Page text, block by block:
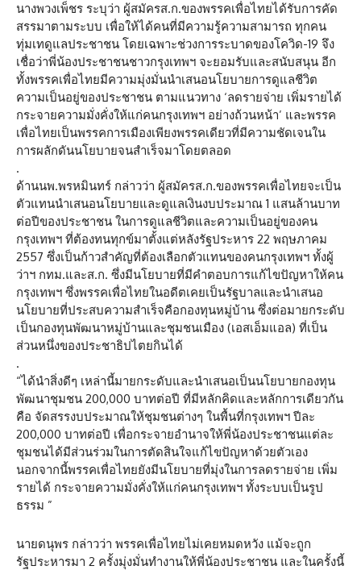
นางพวงเพ็ชร ระบุว่า ผู้สมัครส.ก.ของพรรคเพื่อไทยได้รับการคัด
สรรมาตามระบบ เพื่อให้ได้คนที่มีความรู้ความสามารถ ทุกคน
ทุ่มเทดูแลประชาชน โดยเฉพาะช่วงการระบาดของโควิด-19 จึง
เชื่อว่าพี่น้องประชาชนชาวกรุงเทพฯ จะยอมรับและสนับสนุน อีก
ทั้งพรรคเพื่อไทยมีความมุ่งมั่นนำเสนอนโยบายการดูแลชีวิต
ความเป็นอยู่ของประชาชน ตามแนวทาง ‘ลดรายจ่าย เพิ่มรายได้
กระจายความมั่งคั่งให้แก่คนกรุงเทพฯ อย่างถ้วนหน้า’ และพรรค
เพื่อไทยเป็นพรรคการเมืองเพียงพรรคเดียวที่มีความชัดเจนใน
การผลักดันนโยบายจนสำเร็จมาโดยตลอด
.
ด้านนพ.พรหมินทร์ กล่าวว่า ผู้สมัครส.ก.ของพรรคเพื่อไทยจะเป็น
ตัวแทนนำเสนอนโยบายและดูแลเงินงบประมาณ 1 แสนล้านบาท
ต่อปีของประชาชน ในการดูแลชีวิตและความเป็นอยู่ของคน
กรุงเทพฯ ที่ต้องทนทุกข์มาตั้งแต่หลังรัฐประหาร 22 พฤษภาคม
2557 ซึ่งเป็นก้าวสำคัญที่ต้องเลือกตัวแทนของคนกรุงเทพฯ ทั้งผู้
ว่าฯ กทม.และส.ก. ซึ่งมีนโยบายที่มีคำตอบการแก้ไขปัญหาให้คน
กรุงเทพฯ ซึ่งพรรคเพื่อไทยในอดีตเคยเป็นรัฐบาลและนำเสนอ
นโยบายที่ประสบความสำเร็จคือกองทุนหมู่บ้าน ซึ่งต่อมายกระดับ
เป็นกองทุนพัฒนาหมู่บ้านและชุมชนเมือง (เอสเอ็มแอล) ที่เป็น
ส่วนหนึ่งของประชาธิปไตยกินได้
.
“ได้นำสิ่งดีๆ เหล่านี้มายกระดับและนำเสนอเป็นนโยบายกองทุน
พัฒนาชุมชน 200,000 บาทต่อปี ที่มีหลักคิดและหลักการเดียวกัน
คือ จัดสรรงบประมาณให้ชุมชนต่างๆ ในพื้นที่กรุงเทพฯ ปีละ
200,000 บาทต่อปี เพื่อกระจายอำนาจให้พี่น้องประชาชนแต่ละ
ชุมชนได้มีส่วนร่วมในการตัดสินใจแก้ไขปัญหาด้วยตัวเอง
นอกจากนี้พรรคเพื่อไทยยังมีนโยบายที่มุ่งในการลดรายจ่าย เพิ่ม
รายได้ กระจายความมั่งคั่งให้แก่คนกรุงเทพฯ ทั้งระบบเป็นรูป
ธรรม ”
นายดนุพร กล่าวว่า พรรคเพื่อไทยไม่เคยหมดหวัง แม้จะถูก
รัฐประหารมา 2 ครั้งมุ่งมั่นทำงานให้พี่น้องประชาชน และในครั้งนี้